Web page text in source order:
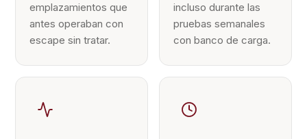
emplazamientos que
antes operaban con
escape sin tratar.
incluso durante las
pruebas semanales
con banco de carga.